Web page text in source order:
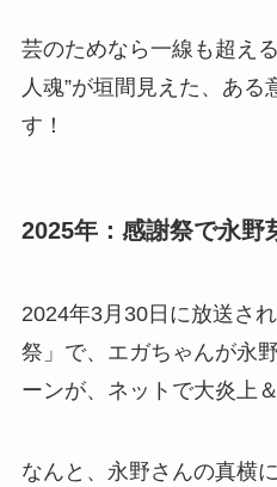
芸のためなら一線も超え
人魂”が垣間見えた、ある
す！
2025年：感謝祭で永野
2024年3月30日に放送さ
祭」で、エガちゃんが永
ーンが、ネットで大炎上
なんと、永野さんの真横